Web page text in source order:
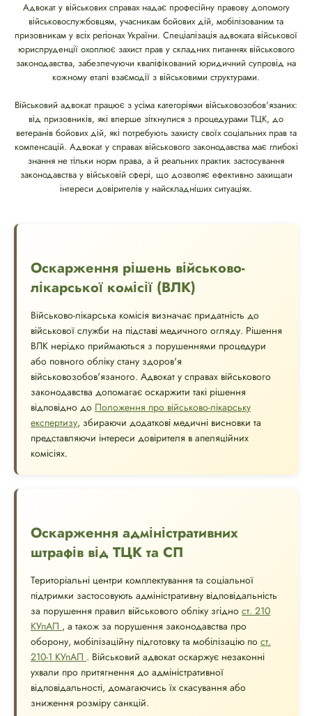
Адвокат у військових справах надає професійну правову допомогу
військовослужбовцям, учасникам бойових дій, мобілізованим та
призовникам у всіх регіонах України. Спеціалізація адвоката військової
юриспруденції охоплює захист прав у складних питаннях військового
законодавства, забезпечуючи кваліфікований юридичний супровід на
кожному етапі взаємодії з військовими структурами.
Військовий адвокат працює з усіма категоріями військовозобов'язаних:
від призовників, які вперше зіткнулися з процедурами ТЦК, до
ветеранів бойових дій, які потребують захисту своїх соціальних прав та
компенсацій. Адвокат у справах військового законодавства має глибокі
знання не тільки норм права, а й реальних практик застосування
законодавства у військовій сфері, що дозволяє ефективно захищати
інтереси довірителів у найскладніших ситуаціях.
Оскарження рішень військово-
лікарської комісії (ВЛК)
Військово-лікарська комісія визначає придатність до
військової служби на підставі медичного огляду. Рішення
ВЛК нерідко приймаються з порушеннями процедури
або повного обліку стану здоров'я
військовозобов'язаного. Адвокат у справах військового
законодавства допомагає оскаржити такі рішення
відповідно до Положення про військово-лікарську
експертизу, збираючи додаткові медичні висновки та
представляючи інтереси довірителя в апеляційних
комісіях.
Оскарження адміністративних
штрафів від ТЦК та СП
Територіальні центри комплектування та соціальної
підтримки застосовують адміністративну відповідальність
за порушення правил військового обліку згідно ст. 210
КУпАП , а також за порушення законодавства про
оборону, мобілізаційну підготовку та мобілізацію по ст.
210-1 КУпАП . Військовий адвокат оскаржує незаконні
ухвали про притягнення до адміністративної
відповідальності, домагаючись їх скасування або
зниження розміру санкцій.